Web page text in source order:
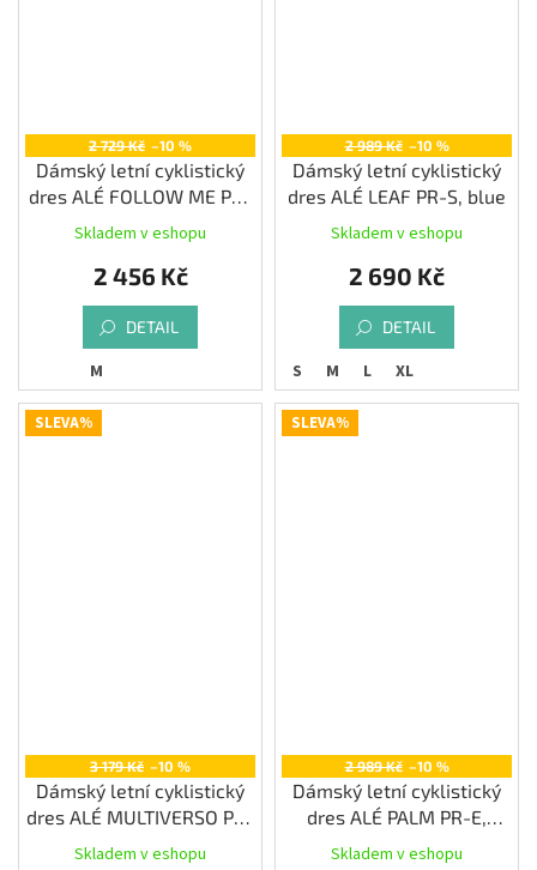
2 729 Kč –10 %
Dámský letní cyklistický
dres ALÉ FOLLOW ME PR-
E, denim
Skladem v eshopu
2 456 Kč
DETAIL
M
2 989 Kč –10 %
Dámský letní cyklistický
dres ALÉ LEAF PR-S, blue
Skladem v eshopu
2 690 Kč
DETAIL
S M L XL
SLEVA%
3 179 Kč –10 %
Dámský letní cyklistický
dres ALÉ MULTIVERSO PR-
Skladem v eshopu
SLEVA%
2 989 Kč –10 %
Dámský letní cyklistický
dres ALÉ PALM PR-E,
cyclamen
Skladem v eshopu